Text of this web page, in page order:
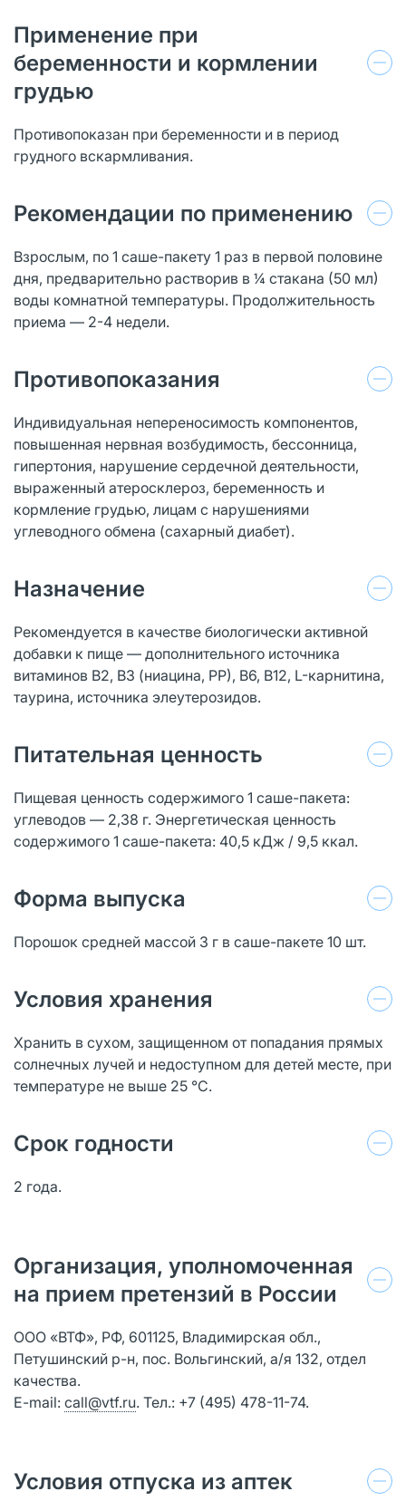
Применение при
беременности и кормлении
грудью
Противопоказан при беременности и в период
грудного вскармливания.
Рекомендации по применению
Взрослым, по 1 саше-пакету 1 раз в первой половине
дня, предварительно растворив в ¼ стакана (50 мл)
воды комнатной температуры. Продолжительность
приема — 2-4 недели.
Противопоказания
Индивидуальная непереносимость компонентов,
повышенная нервная возбудимость, бессонница,
гипертония, нарушение сердечной деятельности,
выраженный атеросклероз, беременность и
кормление грудью, лицам с нарушениями
углеводного обмена (сахарный диабет).
Назначение
Рекомендуется в качестве биологически активной
добавки к пище — дополнительного источника
витаминов В2, В3 (ниацина, РР), В6, В12, L-карнитина,
таурина, источника элеутерозидов.
Питательная ценность
Пищевая ценность содержимого 1 саше-пакета:
углеводов — 2,38 г. Энергетическая ценность
содержимого 1 саше-пакета: 40,5 кДж / 9,5 ккал.
Форма выпуска
Порошок средней массой 3 г в саше-пакете 10 шт.
Условия хранения
Хранить в сухом, защищенном от попадания прямых
солнечных лучей и недоступном для детей месте, при
температуре не выше 25 °С.
Срок годности
2 года.
Организация, уполномоченная
на прием претензий в России
ООО «ВТФ», РФ, 601125, Владимирская обл.,
Петушинский р-н, пос. Вольгинский, а/я 132, отдел
качества.
E-mail: call@vtf.ru. Тел.: +7 (495) 478-11-74.
Условия отпуска из аптек